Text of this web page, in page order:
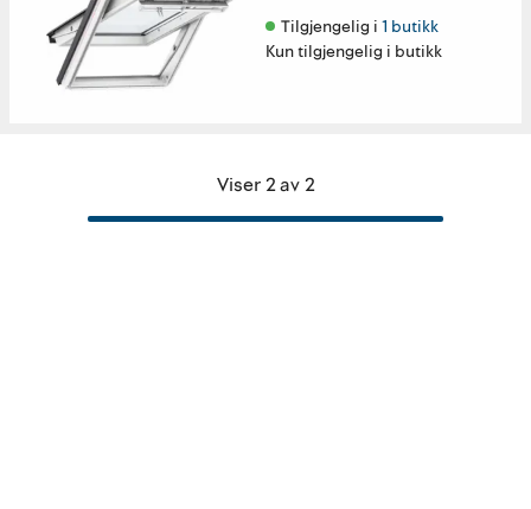
Tilgjengelig i 1 butikk
Kun tilgjengelig i butikk
Viser 2 av 2